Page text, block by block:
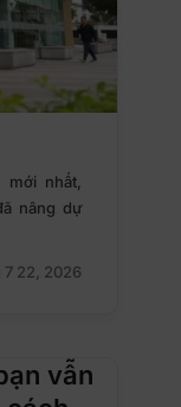
nhất,
nâng dự
7 22, 2026
vẫn